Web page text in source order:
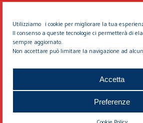
Utilizziamo i cookie per migliorare la tua
Il consenso a queste tecnologie ci permetterà di
sempre aggiornato.
Non accettare può limitare la navigazione ad
Accetta
Preferenze
© 2026